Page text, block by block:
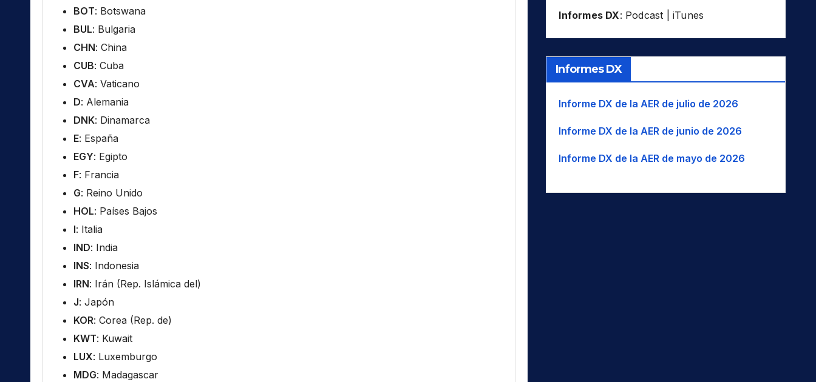
BOT: Botswana
BUL: Bulgaria
CHN: China
CUB: Cuba
CVA: Vaticano
D: Alemania
DNK: Dinamarca
E: España
EGY: Egipto
F: Francia
G: Reino Unido
HOL: Países Bajos
I: Italia
IND: India
INS: Indonesia
IRN: Irán (Rep. Islámica del)
J: Japón
KOR: Corea (Rep. de)
KWT: Kuwait
LUX: Luxemburgo
MDG: Madagascar
Informes DX: Podcast iTunes
Informes DX
Informe DX de la AER de julio de 2026
Informe DX de la AER de junio de 2026
Informe DX de la AER de mayo de 2026